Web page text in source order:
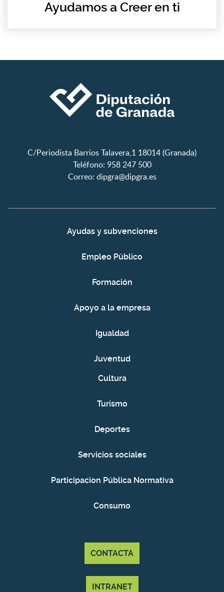
Ayudamos a Creer en ti
C/Periodista Barrios Talavera,1 18014 (Granada)
Teléfono: 958 247 500
Correo: dipgra@dipgra.es
Ayudas y subvenciones
Empleo Público
Formación
Apoyo a la empresa
Igualdad
Juventud
Cultura
Turismo
Deportes
Servicios sociales
Participacion Pública Normativa
Consumo
CONTACTA
INTRANET